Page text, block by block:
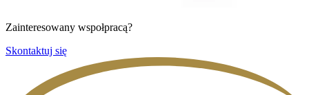
Zainteresowany wspołpracą?
Skontaktuj się